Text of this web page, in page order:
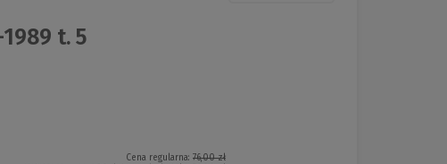
t. 5
Cena regularna: 76,00 zł